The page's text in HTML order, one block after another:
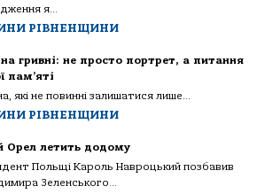
я...
РІВНЕНЩИНИ
гривні: не просто портрет, а питання
пам’яті
які не повинні залишатися лише...
РІВНЕНЩИНИ
Орел летить додому
Польщі Кароль Навроцький позбавив
Зеленського...